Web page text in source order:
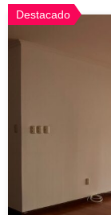
Destacado